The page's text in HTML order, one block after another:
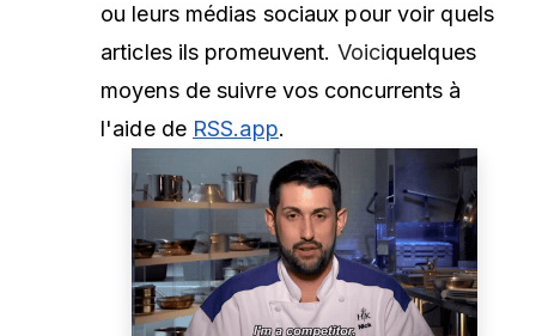
ou leurs médias sociaux pour voir quels
articles ils promeuvent. Voiciquelques
moyens de suivre vos concurrents à
l'aide de RSS.app.